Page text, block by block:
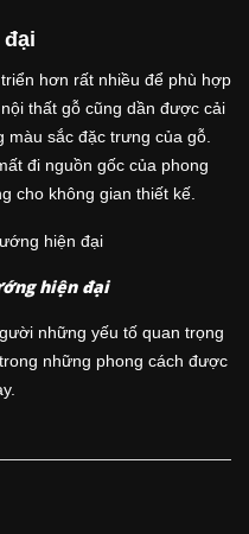
hơn rất nhiều để phù hợp
thất gỗ cũng dần được cải
sắc đặc trưng của gỗ.
đi nguồn gốc của phong
cho không gian thiết kế.
hiện đại
những yếu tố quan trọng
những phong cách được